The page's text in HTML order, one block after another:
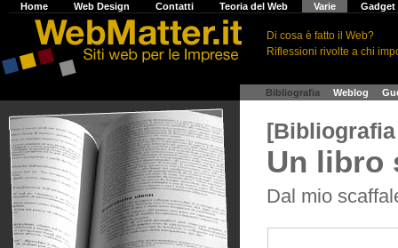
Home Web Design Contatti Teoria del Web Varie Gadget
Di cosa è fatto il Web?
Riflessioni rivolte a chi
Bibliografia Weblog
Un libro
Dal mio